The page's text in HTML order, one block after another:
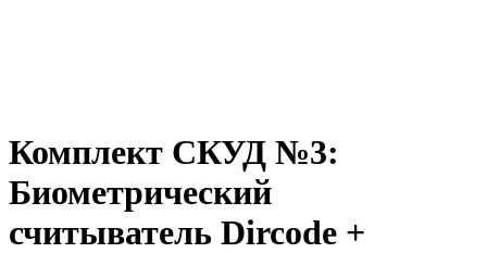
Комплект СКУД №3:
Биометрический
считыватель Dircode +